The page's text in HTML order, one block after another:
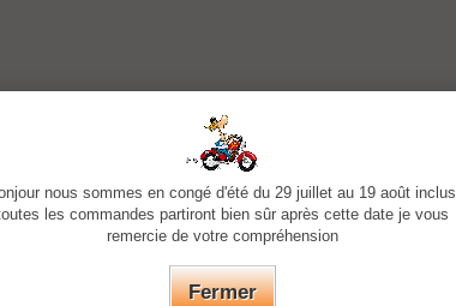
les manches ou logo (voir dans la partie option).
nous sommes en congé d'été du 29 juillet au 19 août inclus
les commandes partiront bien sûr après cette date je vous
remercie de votre compréhension
Fermer